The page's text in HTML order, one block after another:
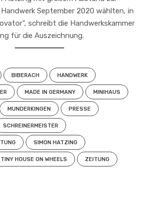
September 2020 wählten, in
schreibt die Handwerkskammer
für die Auszeichnung.
BIBERACH HANDWERK
MADE IN GERMANY MINIHAUS
MUNDERKINGEN PRESSE
SCHREINERMEISTER
SIMON HATZING
TINY HOUSE ON WHEELS ZEITUNG